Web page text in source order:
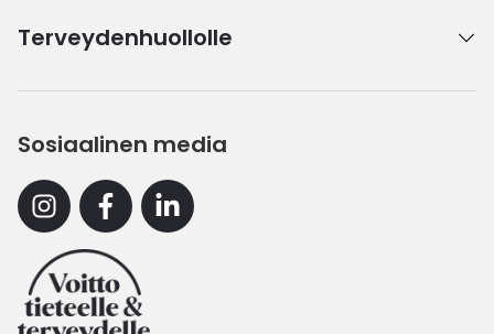
Terveydenhuollolle
Sosiaalinen media
InstagramFacebookLinkedin